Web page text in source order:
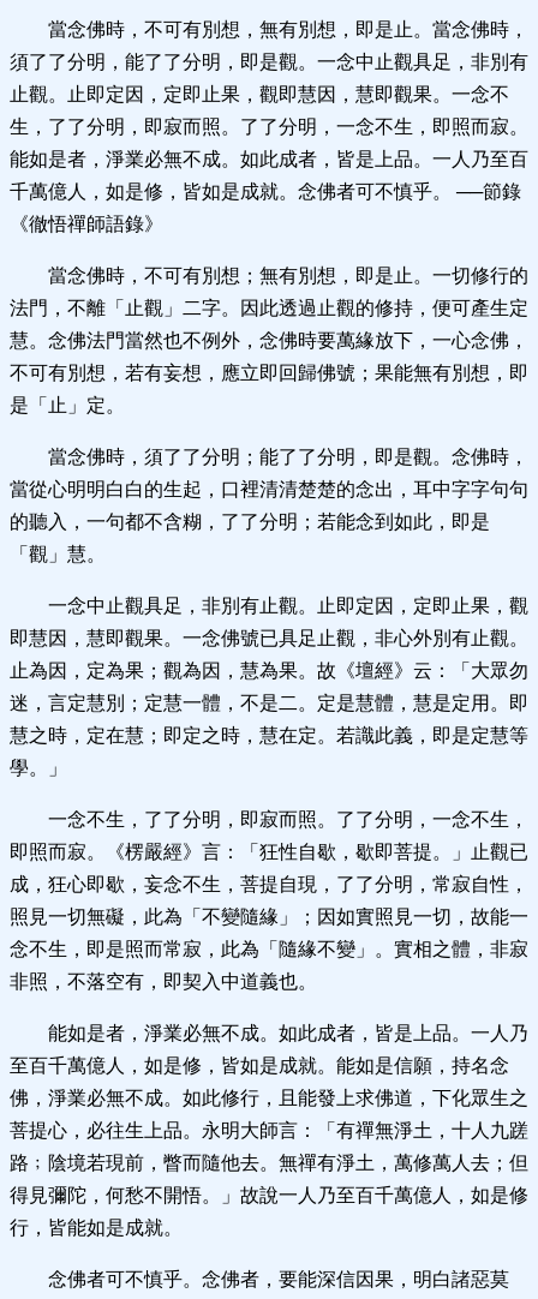
當念佛時，不可有別想，無有別想，即是止。當念佛時，
須了了分明，能了了分明，即是觀。一念中止觀具足，非別有
止觀。止即定因，定即止果，觀即慧因，慧即觀果。一念不
生，了了分明，即寂而照。了了分明，一念不生，即照而寂。
能如是者，淨業必無不成。如此成者，皆是上品。一人乃至百
千萬億人，如是修，皆如是成就。念佛者可不慎乎。 ──節錄
《徹悟禪師語錄》
當念佛時，不可有別想；無有別想，即是止。一切修行的
法門，不離「止觀」二字。因此透過止觀的修持，便可產生定
慧。念佛法門當然也不例外，念佛時要萬緣放下，一心念佛，
不可有別想，若有妄想，應立即回歸佛號；果能無有別想，即
是「止」定。
當念佛時，須了了分明；能了了分明，即是觀。念佛時，
當從心明明白白的生起，口裡清清楚楚的念出，耳中字字句句
的聽入，一句都不含糊，了了分明；若能念到如此，即是
「觀」慧。
一念中止觀具足，非別有止觀。止即定因，定即止果，觀
即慧因，慧即觀果。 一念佛號已具足止觀，非心外別有止觀。
止為因，定為果；觀為因，慧為果。故《壇經》云：「大眾勿
迷，言定慧別；定慧一體，不是二。定是慧體，慧是定用。即
慧之時，定在慧；即定之時，慧在定。若識此義，即是定慧等
學。」
一念不生，了了分明，即寂而照。了了分明，一念不生，
即照而寂。
《楞嚴經》言：「狂性自歇，歇即菩提。」止觀已
成，狂心即歇，妄念不生，菩提自現，了了分明，常寂自性，
照見一切無礙，此為「不變隨緣」；因如實照見一切，故能一
念不生，即是照而常寂，此為「隨緣不變」。實相之體，非寂
非照，不落空有，即契入中道義也。
能如是者，淨業必無不成。如此成者，皆是上品。一人乃
至百千萬億人，如是修，皆如是成就。能如是信願，持名念
佛，淨業必無不成。如此修行，且能發上求佛道，下化眾生之
菩提心，必往生上品。永明大師言：「有禪無淨土，十人九蹉
路﹔陰境若現前，瞥而隨他去。無禪有淨土，萬修萬人去；但
得見彌陀，何愁不開悟。」故說一人乃至百千萬億人，如是修
行，皆能如是成就。
念佛者可不慎乎。 念佛者，要能深信因果，明白諸惡莫